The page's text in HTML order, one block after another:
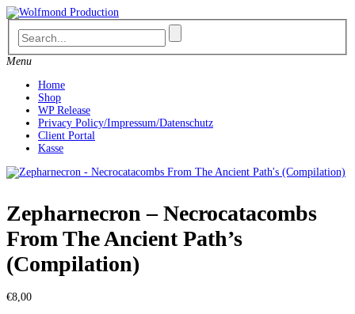
Skip
to
content
Menu
Home
Shop
WP Release
Privacy Policy/Impressum/Datenschutz
Client Portal
Kasse
Zepharnecron – Necrocatacombs
From The Ancient Path’s
(Compilation)
€8,00